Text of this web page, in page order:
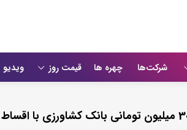
شرکت‌ها چهره ها قیمت روز ویدیو